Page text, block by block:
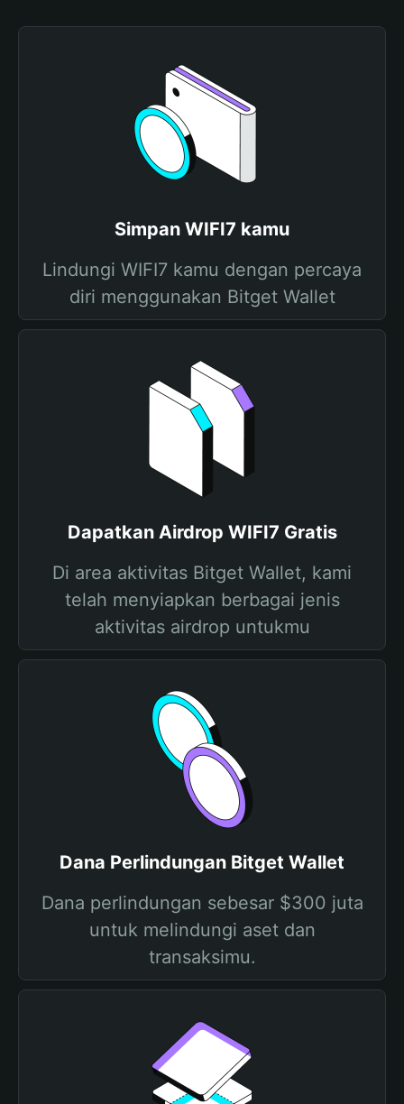
Simpan WIFI7 kamu
Lindungi WIFI7 kamu dengan percaya
diri menggunakan Bitget Wallet
Dapatkan Airdrop WIFI7 Gratis
Di area aktivitas Bitget Wallet, kami
telah menyiapkan berbagai jenis
aktivitas airdrop untukmu
Dana Perlindungan Bitget Wallet
Dana perlindungan sebesar $300 juta
untuk melindungi aset dan
transaksimu.